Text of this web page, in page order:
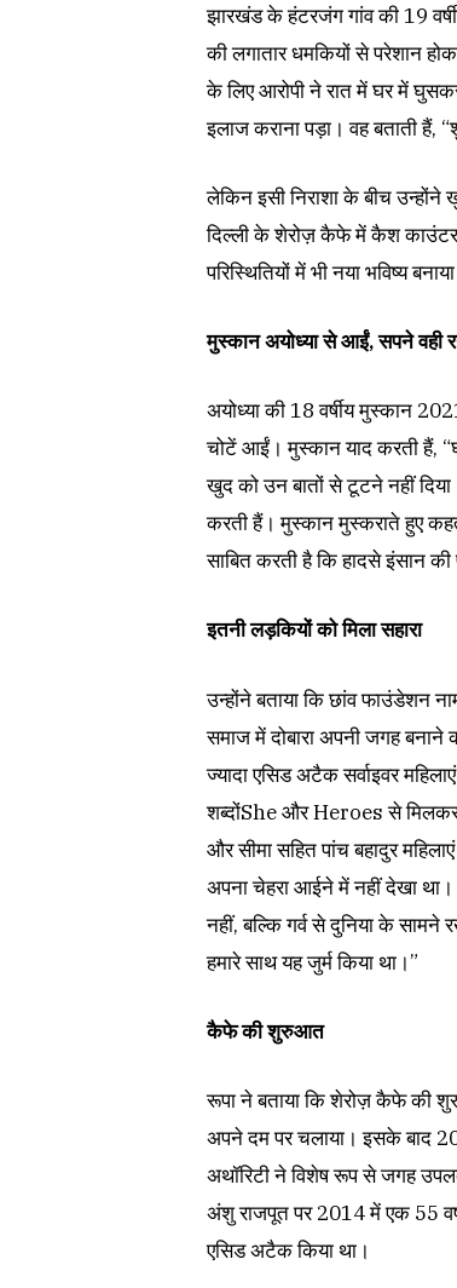
झारखंड के हंटरजंग गांव की 19
की लगातार धमकियों से परेशान
के लिए आरोपी ने रात में घर में
इलाज कराना पड़ा। वह बताती
लेकिन इसी निराशा के बीच उन्होंने
दिल्ली के शेरोज़ कैफे में कैश
परिस्थितियों में भी नया भविष्य
मुस्कान अयोध्या से आईं, सपने वही
अयोध्या की 18 वर्षीय मुस्कान
चोटें आईं। मुस्कान याद करती हैं,
खुद को उन बातों से टूटने नहीं
करती हैं। मुस्कान मुस्कराते हुए
साबित करती है कि हादसे इंसान
इतनी लड़कियों को मिला सहारा
उन्होंने बताया कि छांव फाउंडेशन
समाज में दोबारा अपनी जगह
ज्यादा एसिड अटैक सर्वाइवर
शब्दोंShe और Heroes से मिलकर
और सीमा सहित पांच बहादुर
अपना चेहरा आईने में नहीं देखा
नहीं, बल्कि गर्व से दुनिया के सामने
हमारे साथ यह जुर्म किया था।”
कैफे की शुरुआत
रूपा ने बताया कि शेरोज़ कैफे की
अपने दम पर चलाया। इसके बाद
अथॉरिटी ने विशेष रूप से जगह
अंशु राजपूत पर 2014 में एक 55
एसिड अटैक किया था।